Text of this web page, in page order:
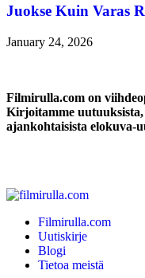
Juokse Kuin Varas
January 24, 2026
Filmirulla.com on
Kirjoitamme
ajankohtaisista elokuva-
Filmirulla.com
Uutiskirje
Blogi
Tietoa meistä